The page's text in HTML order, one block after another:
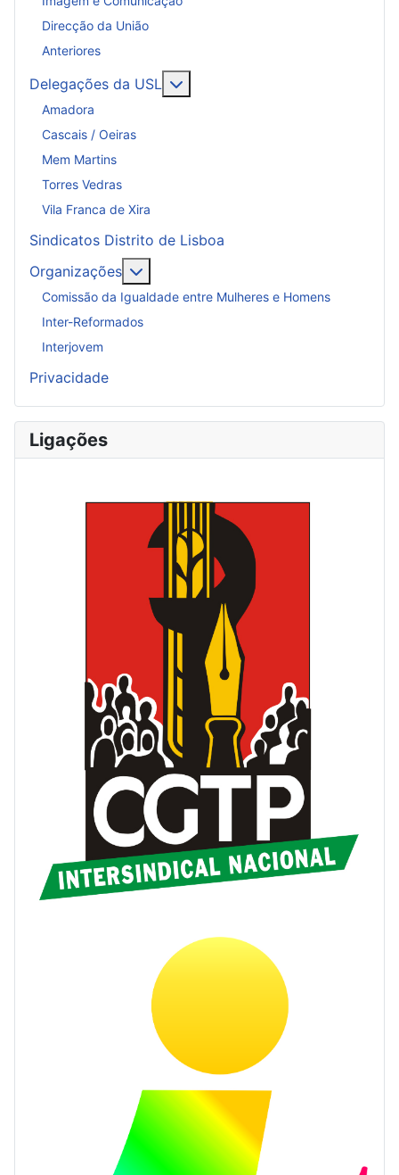
Direcção da União
Anteriores
Delegações da USL
Amadora
Cascais / Oeiras
Mem Martins
Torres Vedras
Vila Franca de Xira
Sindicatos Distrito de Lisboa
Organizações
Comissão da Igualdade entre Mulheres e Homens
Inter-Reformados
Interjovem
Privacidade
Ligações